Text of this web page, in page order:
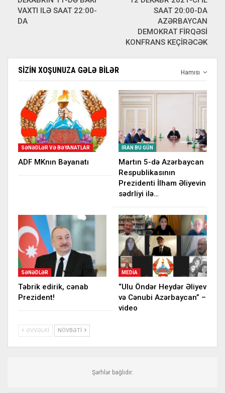
VAXTI ILƏ SAAT 22:00-
DA
SAAT 20:00-DA
AZƏRBAYCAN
DEMOKRAT FİRQƏSİ
KONFRANS KEÇİRƏCƏK
Hamısı
SIZIN XOŞUNUZA GƏLƏ BILƏR
SƏNƏDLƏR VƏ BƏYANATLAR
ADF MKnın Bəyanatı
İRAN BU GÜN
Martın 5-də Azərbaycan
Respublikasının
Prezidenti İlham Əliyevin
sədrliyi ilə…
SƏNƏDLƏR
Təbrik edirik, cənab
Prezident!
MEDIA
“Ulu Öndər Heydər Əliyev
və Cənubi Azərbaycan” –
video
ƏVVƏLKI NÖVBƏTI
Şərhlər bağlıdır.